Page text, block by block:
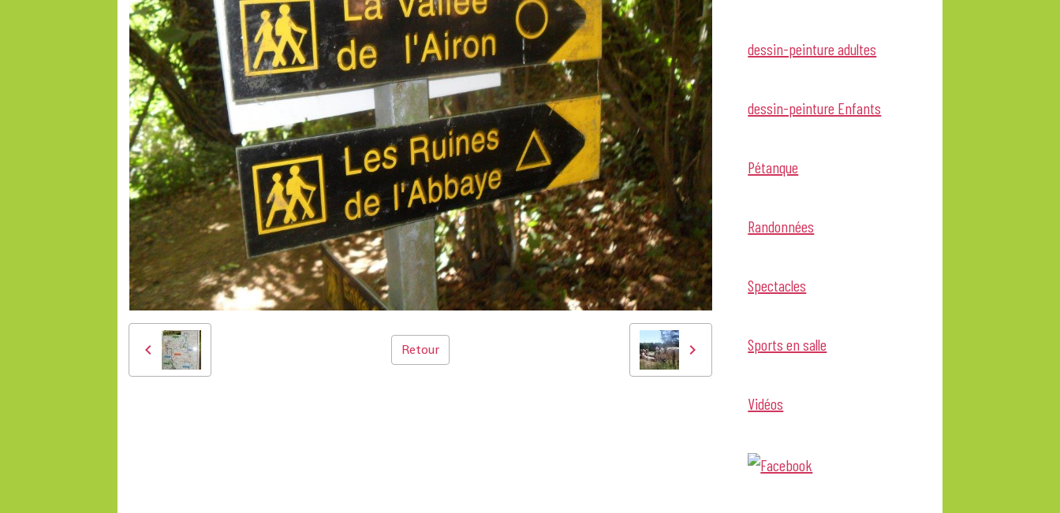
Retour
dessin-peinture adultes
dessin-peinture Enfants
Pétanque
Randonnées
Spectacles
Sports en salle
Vidéos